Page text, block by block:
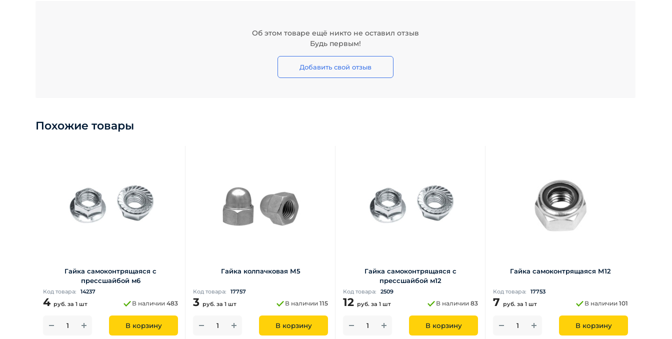
Об этом товаре ещё никто не оставил отзыв
Будь первым!
Добавить свой отзыв
Похожие товары
Гайка самоконтрящаяся с
прессшайбой м6
Код товара: 14237
4 руб. за 1 шт В наличии 483
В корзину
Гайка колпачковая М5
Код товара: 17757
3 руб. за 1 шт В наличии 115
В корзину
Гайка самоконтрящаяся с
прессшайбой м12
Код товара: 2509
12 руб. за 1 шт В наличии 83
В корзину
Гайка самоконтрящаяся М12
Код товара: 17753
7 руб. за 1 шт В наличии 101
В корзину